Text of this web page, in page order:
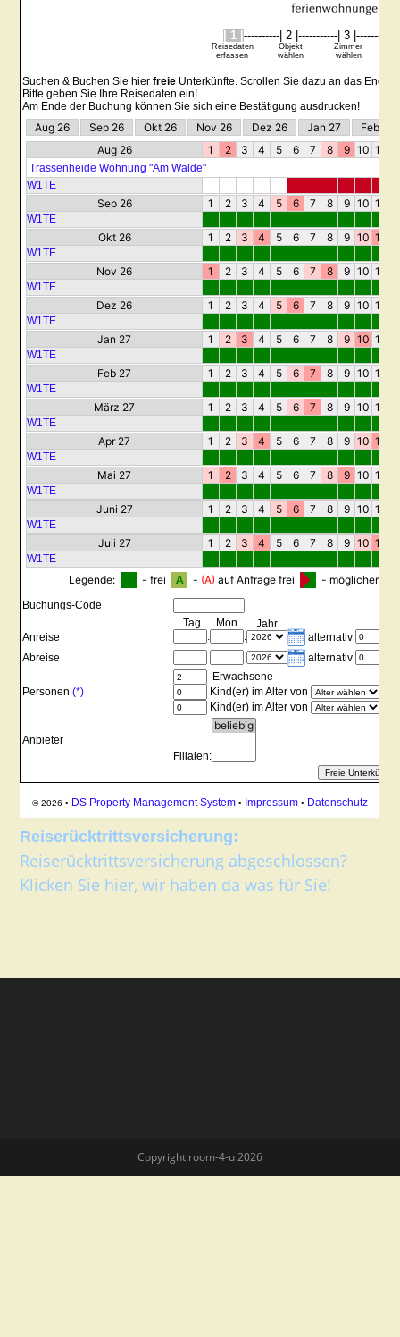
Reiserücktrittsversicherung:
Reiserücktrittsversicherung abgeschlossen?
Klicken Sie hier, wir haben da was für Sie!
Copyright room-4-u 2026